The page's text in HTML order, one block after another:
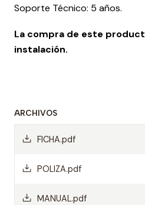
Soporte Técnico: 5 años.
La compra de este
instalación.
ARCHIVOS
FICHA.pdf
POLIZA.pdf
MANUAL.pdf